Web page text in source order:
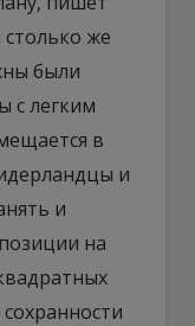
столько же
были
с легким
в
и
и
на